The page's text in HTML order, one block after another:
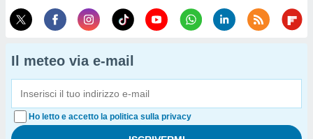
Il meteo via e-mail
Ho letto e accetto la politica sulla privacy